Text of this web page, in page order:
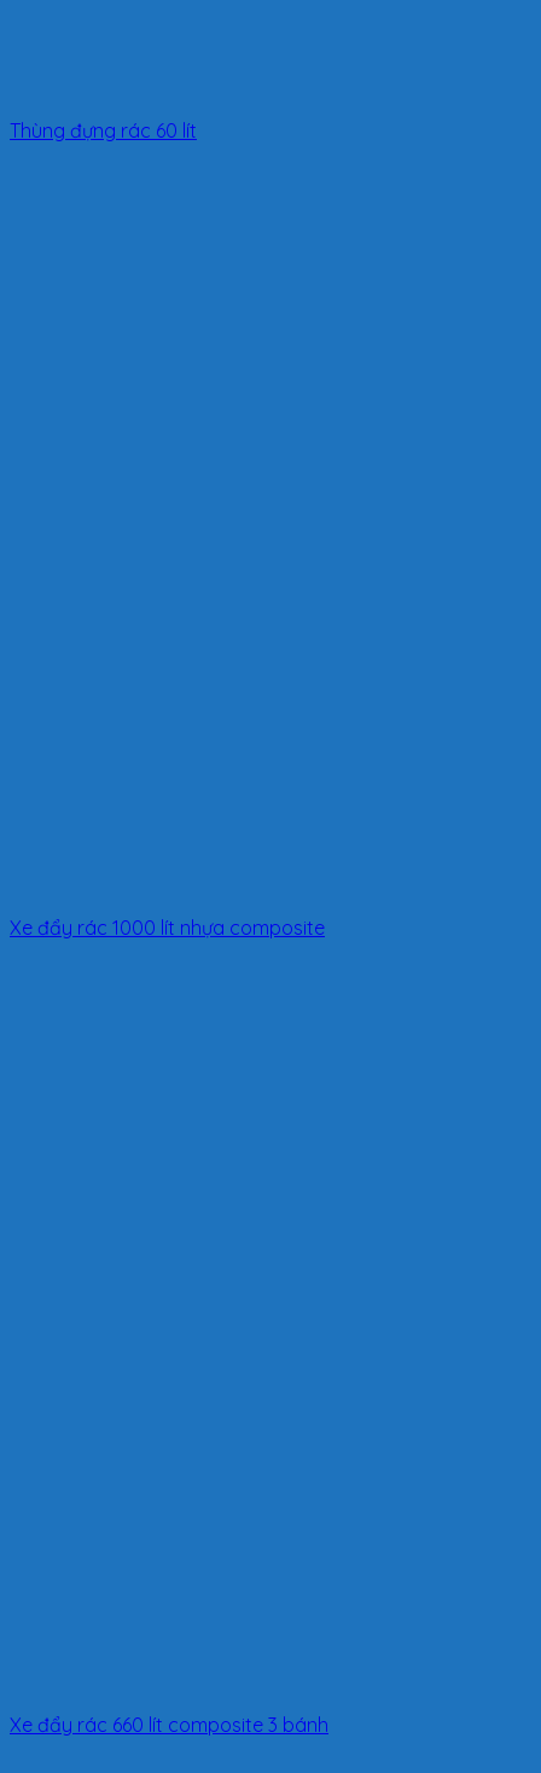
Thùng đựng rác 60 lít
Xe đẩy rác 1000 lít nhựa composite
Xe đẩy rác 660 lít composite 3 bánh